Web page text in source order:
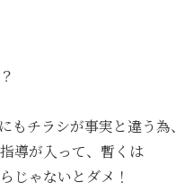
チラシが事実と違う為、
導が入って、暫くは
じゃないとダメ！